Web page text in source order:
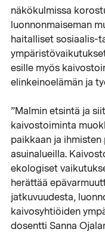
näkökulmissa
luonnonmaiseman
haitalliset sosiaalis-
esille myös
elinkeinoelämän ja
”Malmin etsintä ja
kaivostoiminta
paikkaan ja
asuinalueilla.
ekologiset
herättää
jatkuvuudesta,
kaivosyhtiöiden
dosentti Sanna